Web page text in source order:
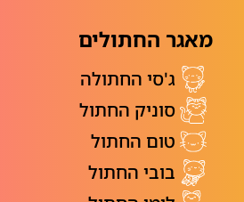
מאגר החתולים
ג'סי החתולה
סוניק החתול
טום החתול
בובי החתול